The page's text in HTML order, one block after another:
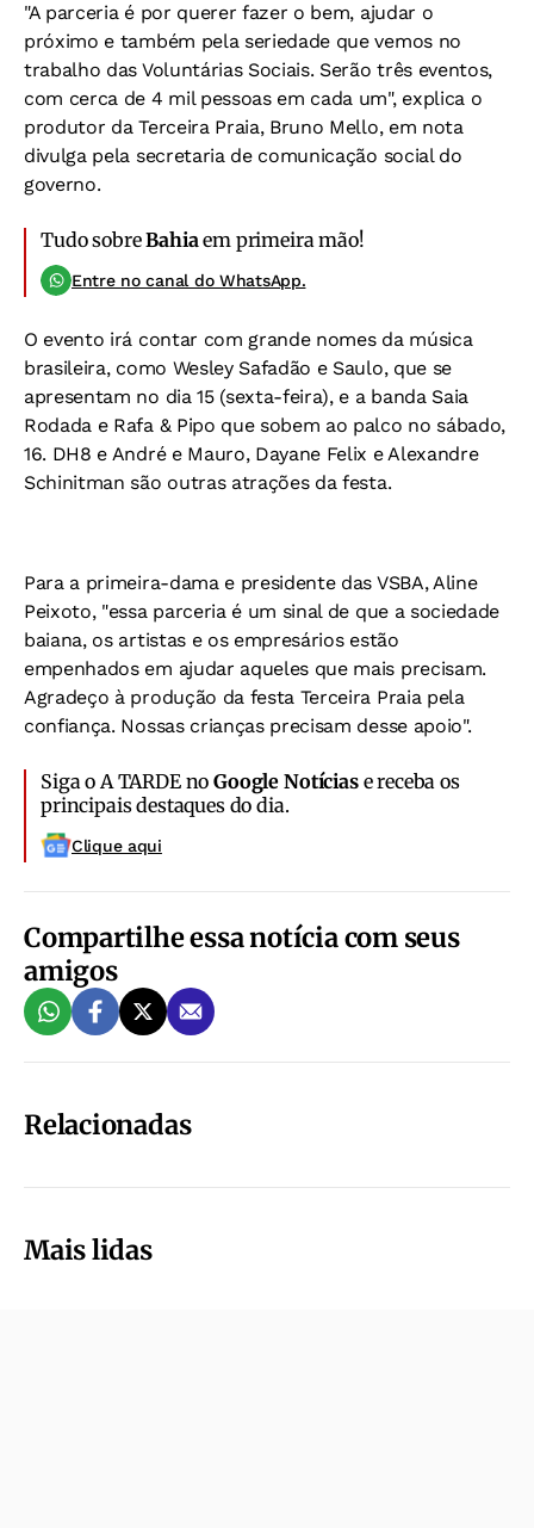
"A parceria é por querer fazer o bem, ajudar o
próximo e também pela seriedade que vemos no
trabalho das Voluntárias Sociais. Serão três eventos,
com cerca de 4 mil pessoas em cada um", explica o
produtor da Terceira Praia, Bruno Mello, em nota
divulga pela secretaria de comunicação social do
governo.
Tudo sobreBahia em primeira mão!
Entre no canal do WhatsApp.
O evento irá contar com grande nomes da música
brasileira, como Wesley Safadão e Saulo, que se
apresentam no dia 15 (sexta-feira), e a banda Saia
Rodada e Rafa & Pipo que sobem ao palco no sábado,
16. DH8 e André e Mauro, Dayane Felix e Alexandre
Schinitman são outras atrações da festa.
Para a primeira-dama e presidente das VSBA, Aline
Peixoto, "essa parceria é um sinal de que a sociedade
baiana, os artistas e os empresários estão
empenhados em ajudar aqueles que mais precisam.
Agradeço à produção da festa Terceira Praia pela
confiança. Nossas crianças precisam desse apoio".
Siga o A TARDE noGoogle Notíciase receba os
principais destaques do dia.
Clique aqui
Compartilhe essa notícia com seus
amigos
Relacionadas
Mais lidas